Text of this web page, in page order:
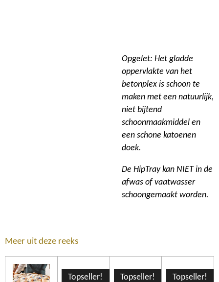
Opgelet: Het gladde
oppervlakte van het
betonplex is schoon te
maken met een natuurlijk,
niet bijtend
schoonmaakmiddel en
een schone katoenen
doek.
De HipTray kan NIET in de
afwas of vaatwasser
schoongemaakt worden.
Meer uit deze reeks
Topseller! Topseller! Topseller!